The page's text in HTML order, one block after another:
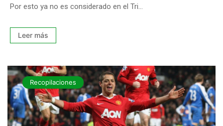
Por esto ya no es considerado en el Tri...
Leer más
Recopilaciones